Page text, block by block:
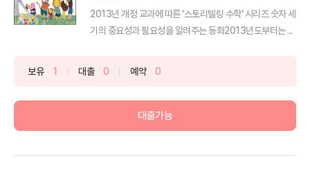
2013년 개정 교과에 따른 ‘스토리텔링 수학’ 시리즈 숫자 세
기의 중요성과 필요성을 알려주는 동화2013년도부터는 ...
보유 1 대출 0 예약 0
대출가능